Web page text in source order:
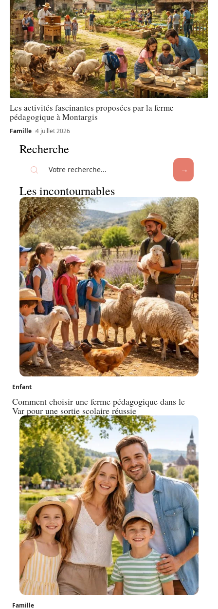
Les activités fascinantes proposées par la ferme
pédagogique à Montargis
Famille 4 juillet 2026
Recherche
Les incontournables
Enfant
Comment choisir une ferme pédagogique dans le
Var pour une sortie scolaire réussie
Famille